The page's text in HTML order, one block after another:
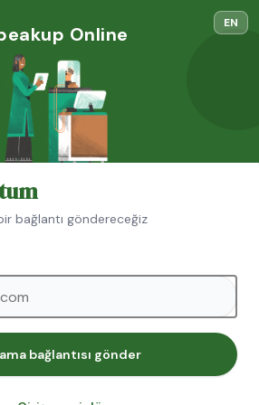
EN
Online
bağlantı göndereceğiz
bağlantısı gönder